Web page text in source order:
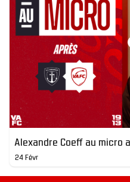
Alexandre Coeff au micro
24 Févr